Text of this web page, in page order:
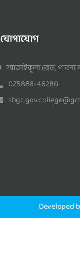
যোগাযোগ
আতাইকুলা রোড, পাবনা
025888-46280
Developed